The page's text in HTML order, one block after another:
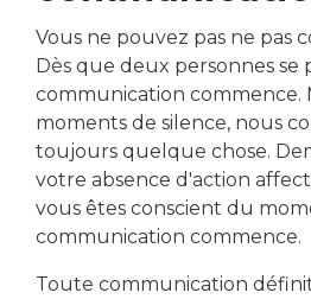
Vous ne pouvez pas ne pas
Dès que deux personnes se
communication commence.
moments de silence, nous
toujours quelque chose.
votre absence d'action
vous êtes conscient du
communication commence.
Toute communication